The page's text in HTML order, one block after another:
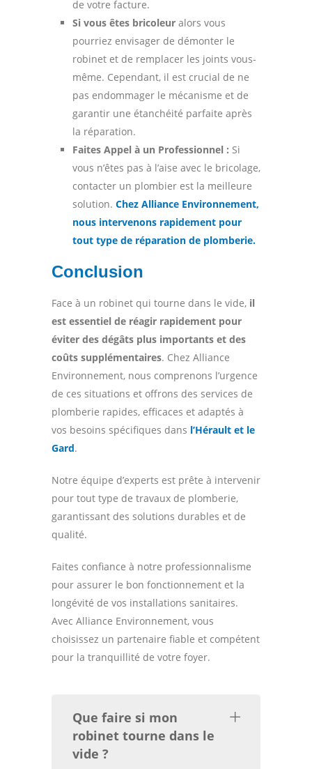
de votre facture.
Si vous êtes bricoleur alors vous
pourriez envisager de démonter le
robinet et de remplacer les joints vous-
même. Cependant, il est crucial de ne
pas endommager le mécanisme et de
garantir une étanchéité parfaite après
la réparation.
Faites Appel à un Professionnel : Si
vous n’êtes pas à l’aise avec le bricolage,
contacter un plombier est la meilleure
solution. Chez Alliance Environnement,
nous intervenons rapidement pour
tout type de réparation de plomberie.
Conclusion
Face à un robinet qui tourne dans le vide, il
est essentiel de réagir rapidement pour
éviter des dégâts plus importants et des
coûts supplémentaires. Chez Alliance
Environnement, nous comprenons l’urgence
de ces situations et offrons des services de
plomberie rapides, efficaces et adaptés à
vos besoins spécifiques dans l’Hérault et le
Gard.
Notre équipe d’experts est prête à intervenir
pour tout type de travaux de plomberie,
garantissant des solutions durables et de
qualité.
Faites confiance à notre professionnalisme
pour assurer le bon fonctionnement et la
longévité de vos installations sanitaires.
Avec Alliance Environnement, vous
choisissez un partenaire fiable et compétent
pour la tranquillité de votre foyer.
Que faire si mon
robinet tourne dans le
vide ?